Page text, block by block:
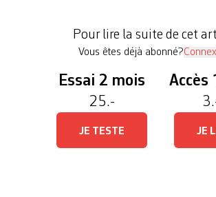
Marcel Duchamp aux chaloupes […]
Pour lire la suite de cet
Vous êtes déjà abonné?
Essai 2 mois
25.-
JE TESTE
Accès
JE